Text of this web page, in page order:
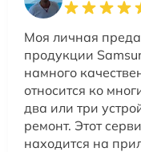
Моя личная
продукции
намного
относится ко
два или три
ремонт. Этот
находится на